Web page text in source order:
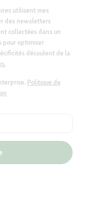
utilisent mes
des newsletters
collectées dans un
pour optimiser
découlent de la
Politique de